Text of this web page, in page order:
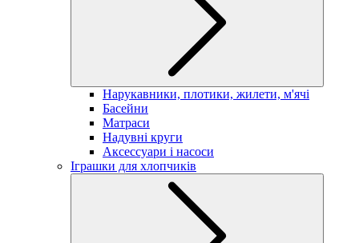
Нарукавники, плотики, жилети, м'ячі
Басейни
Матраси
Надувні круги
Аксессуари і насоси
Іграшки для хлопчиків